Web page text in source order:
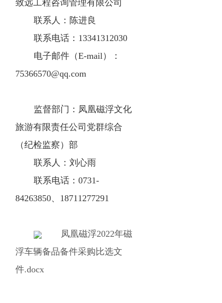
致远工程咨询管理有限公司
联系人：陈进良
联系电话：13341312030
电子邮件（E-mail）：
75366570@qq.com
监督部门：凤凰磁浮文化
旅游有限责任公司党群综合
（纪检监察）部
联系人：刘心雨
联系电话：0731-
84263850、18711277291
凤凰磁浮2022年磁
浮车辆备品备件采购比选文
件.docx